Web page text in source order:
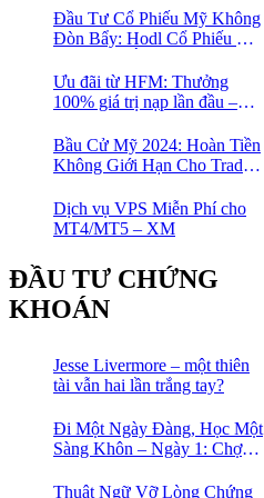
1:1000
Đầu Tư Cổ Phiếu Mỹ Không
Đòn Bẩy: Hodl Cổ Phiếu Mỹ
Nhuận Đều Đều | cổ phiếu
CFD
Ưu đãi từ HFM: Thưởng
100% giá trị nạp lần đầu –
Thị Trường Ngay!
Bầu Cử Mỹ 2024: Hoàn Tiền
Không Giới Hạn Cho Trader
Dịch vụ VPS Miễn Phí cho
MT4/MT5 – XM
ĐẦU TƯ CHỨNG
KHOÁN
Jesse Livermore – một thiên
tài vẫn hai lần trắng tay?
Đi Một Ngày Đàng, Học Một
Sàng Khôn – Ngày 1: Chợ
Thuật Ngữ Vỡ Lòng Chứng